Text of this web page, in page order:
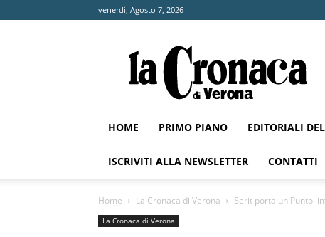
venerdì, Agosto 7, 2026
Cronaca
di
Verona
HOME PRIMO PIANO EDITORIALI
ISCRIVITI ALLA NEWSLETTER CONTATTI
Home La Cronaca di Verona Serit porta un Punto
La Cronaca di Verona